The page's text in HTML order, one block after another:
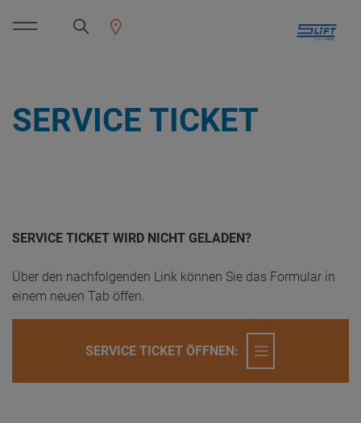
SERVICE TICKET
SERVICE TICKET WIRD NICHT GELADEN?
Über den nachfolgenden Link können Sie das Formular in
einem neuen Tab öffen.
SERVICE TICKET ÖFFNEN: